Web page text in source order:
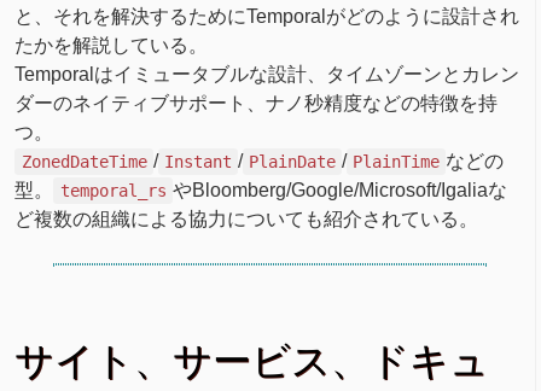
と、それを解決するためにTemporalがどのように設計され
たかを解説している。
Temporalはイミュータブルな設計、タイムゾーンとカレン
ダーのネイティブサポート、ナノ秒精度などの特徴を持
つ。
ZonedDateTime / Instant / PlainDate / PlainTime などの
型。
temporal_rs やBloomberg/Google/Microsoft/Igaliaな
ど複数の組織による協力についても紹介されている。
サイト、サービス、ドキュ